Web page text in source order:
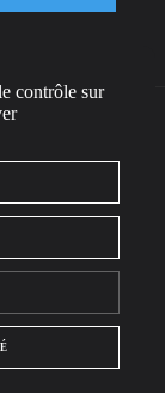
contrôle sur